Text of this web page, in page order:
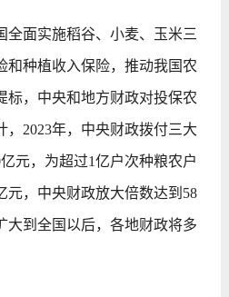
面实施稻谷、小麦、玉米三
和种植收入保险，推动我国农
标，中央和地方财政对投保农
，2023年，中央财政拨付三大
元，为超过1亿户次种粮农户
元，中央财政放大倍数达到58
大到全国以后，各地财政将多